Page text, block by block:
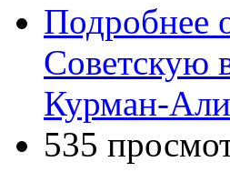
Подробнее
Советскую
Курман-
535